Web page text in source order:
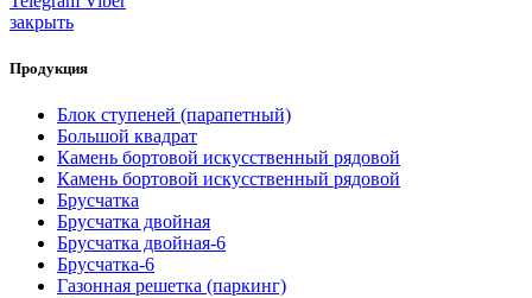
закрыть
Продукция
Блок ступеней (парапетный)
Большой квадрат
Камень бортовой искусственный рядовой
Камень бортовой искусственный рядовой
Брусчатка
Брусчатка двойная
Брусчатка двойная-6
Брусчатка-6
Газонная решетка (паркинг)